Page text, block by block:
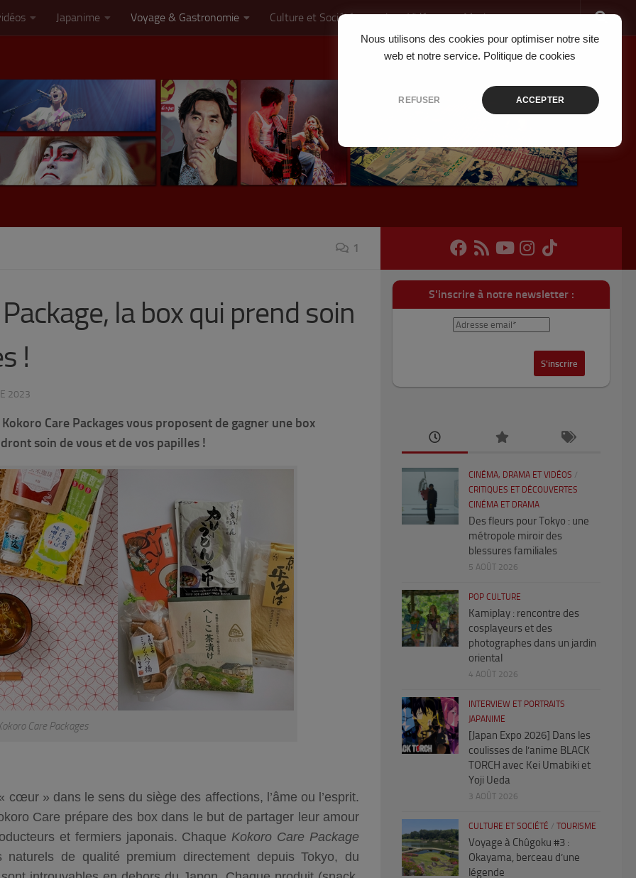
Nous utilisons des cookies pour optimiser notre site
web et notre service. Politique de cookies
REFUSER ACCEPTER
Japanime Voyage & Gastronomie Culture et Société Jeux Vidéo Musique
1
la box qui prend soin
!
2023
Care Packages vous proposent de gagner une box
soin de vous et de vos papilles !
Care Packages
cœur » dans le sens du siège des affections, l’âme ou l’esprit.
Care prépare des box dans le but de partager leur amour
et fermiers japonais. ChaqueKokoro Care Package
de qualité premium directement depuis Tokyo, du
S'inscrire à notre newsletter :
CINÉMA, DRAMA ET VIDÉOS /
CRITIQUES ET DÉCOUVERTES
CINÉMA ET DRAMA
Des fleurs pour Tokyo : une
métropole miroir des
blessures familiales
5 AOÛT 2026
POP CULTURE
Kamiplay : rencontre des
cosplayeurs et des
photographes dans un jardin
oriental
4 AOÛT 2026
INTERVIEW ET PORTRAITS
JAPANIME
[Japan Expo 2026] Dans les
coulisses de l’anime BLACK
TORCH avec Kei Umabiki et
Yoji Ueda
3 AOÛT 2026
CULTURE ET SOCIÉTÉ / TOURISME
Voyage à Chûgoku #3 :
Okayama, berceau d’une
légende